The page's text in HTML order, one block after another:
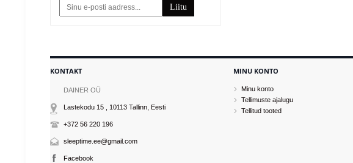
Liitu
KONTAKT
DAINER OÜ
Lastekodu 15 , 10113 Tallinn , Eesti
+372 56 220 196
sleeptime.ee@gmail.com
Facebook
MINU KONTO
Minu konto
Tellimuste ajalugu
Tellitud tooted